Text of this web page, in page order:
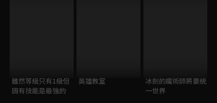
雖然等級只有1級但
固有技能是最強的
英雄教室
冰劍的魔術師將要統
一世界